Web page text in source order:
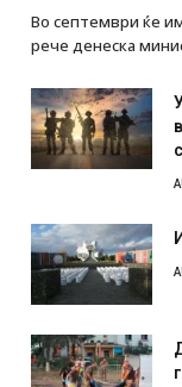
Во септември ќе
рече денеска